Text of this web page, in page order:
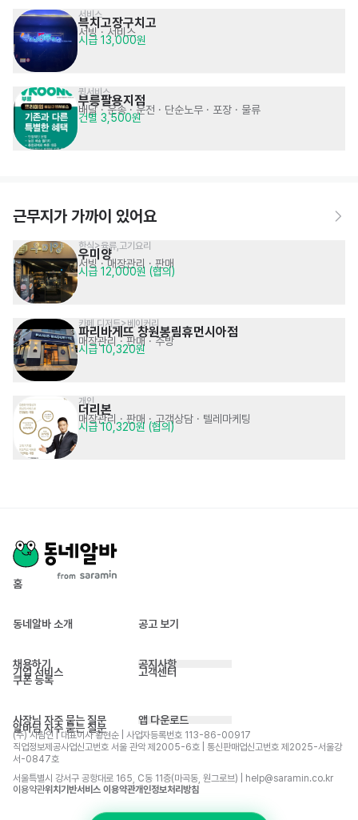
서비스
븍치고장구치고
서빙· 서비스
시급 13,000원
퀵서비스
부릉팔용지점
배달 · 운송 · 운전 · 단순노무 · 포장 · 물류
건별 3,500원
근무지가 가까이 있어요
한식>육류,고기요리
우미양
서빙· 매장관리 · 판매
시급 12,000원 (협의)
카페,디저트>베이커리
파리바게뜨 창원봉림휴먼시아점
매장관리 · 판매· 주방
시급 10,320원
개인
매장관리 · 판매 · 고객상담 · 텔레마케팅
시급 10,320원 (협의)
홈
동네알바 소개 공고 보기
채용하기
기업 서비스
쿠폰 등록
공지사항
고객센터
사장님 자주 묻는 질문
알바님 자주 묻는 질문
앱 다운로드
(주) 사람인 | 대표이사 황현순 | 사업자등록번호 113-86-00917
직업정보제공사업신고번호 서울 관악 제2005-6호 | 통신판매업신고번호 제2025-서울강
서-0847호
서울특별시 강서구 공항대로 165, C동 11층(마곡동, 원그로브) | help@saramin.co.kr
이용약관위치기반서비스 이용약관개인정보처리방침